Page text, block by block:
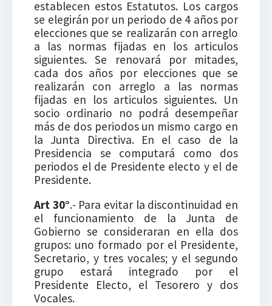
establecen estos Estatutos. Los cargos
se elegirán por un periodo de 4 años por
elecciones que se realizarán con arreglo
a las normas fijadas en los articulos
siguientes. Se renovará por mitades,
cada dos años por elecciones que se
realizarán con arreglo a las normas
fijadas en los articulos siguientes. Un
socio ordinario no podrá desempeñar
más de dos periodos un mismo cargo en
la Junta Directiva. En el caso de la
Presidencia se computará como dos
periodos el de Presidente electo y el de
Presidente.
Art 30°.- Para evitar la discontinuidad en
el funcionamiento de la Junta de
Gobierno se consideraran en ella dos
grupos: uno formado por el Presidente,
Secretario, y tres vocales; y el segundo
grupo estará integrado por el
Presidente Electo, el Tesorero y dos
Vocales.